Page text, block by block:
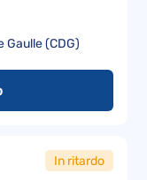
(CDG)
In ritardo